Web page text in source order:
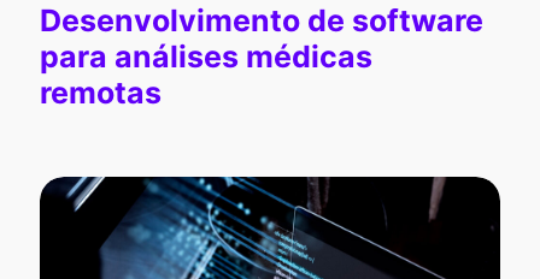
Desenvolvimento de software
para análises médicas
remotas